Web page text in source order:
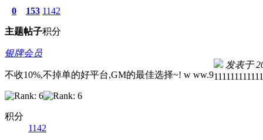
0
主题
153
帖子
1142
积分
银牌会员
不收10%,不掉单的好平台,GM的最佳选择~! w ww.9
积分
1142
发表于